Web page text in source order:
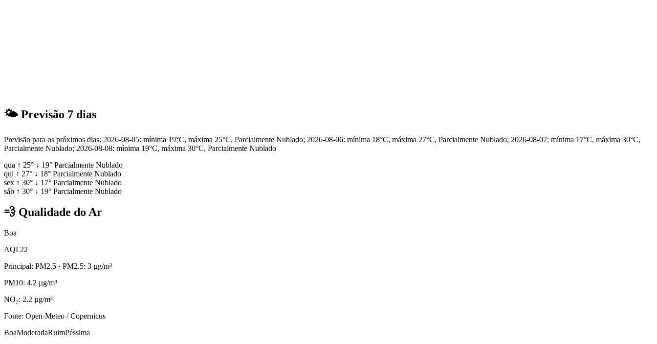
🌤 Previsão 7 dias
Previsão para os próximos dias: 2026-08-05: mínima 19°C, máxima 25°C, Parcialmente Nublado; 2026-08-06: mínima 18°C, máxima 27°C, Parcialmente Nublado; 2026-08-07: mínima 17°C, máxima 30°C,
Parcialmente Nublado; 2026-08-08: mínima 19°C, máxima 30°C, Parcialmente Nublado
qua ↑ 25° ↓ 19° Parcialmente Nublado
qui ↑ 27° ↓ 18° Parcialmente Nublado
sex ↑ 30° ↓ 17° Parcialmente Nublado
sáb ↑ 30° ↓ 19° Parcialmente Nublado
💨 Qualidade do Ar
Boa
AQI 22
Principal: PM2.5 · PM2.5: 3 µg/m³
PM10: 4.2 µg/m³
NO₂: 2.2 µg/m³
Fonte: Open-Meteo / Copernicus
BoaModeradaRuimPéssima